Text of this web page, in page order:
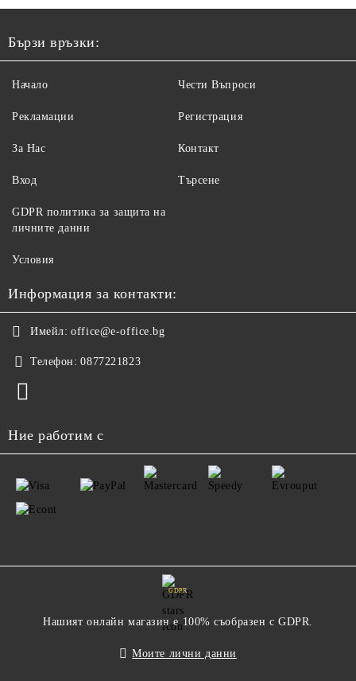
Бързи връзки:
Начало
Рекламации
За Нас
Вход
Чести Въпроси
Регистрация
Контакт
Търсене
GDPR политика за защита на
личните данни
Условия
Информация за контакти:
Имейл: office@e-office.bg
Телефон: 0877221823
Ние работим с
GDPR
Нашият онлайн магазин е 100% съобразен с GDPR.
Моите лични данни